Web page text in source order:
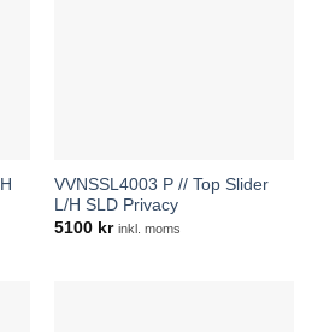
VVNSSL4003 P // Top Slider
L/H SLD Privacy
5100 kr inkl. moms